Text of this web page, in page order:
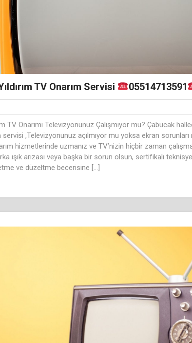
TV Onarım Servisi 05514713591
TV Onarımı Televizyonunuz Çalışmıyor mu? Çabucak
servisi ,Televizyonunuz açılmıyor mu yoksa ekran sorunları
hizmetlerinde uzmanız ve TV’nizin hiçbir zaman
ışık arızası veya başka bir sorun olsun, sertifikalı
ve düzeltme becerisine […]